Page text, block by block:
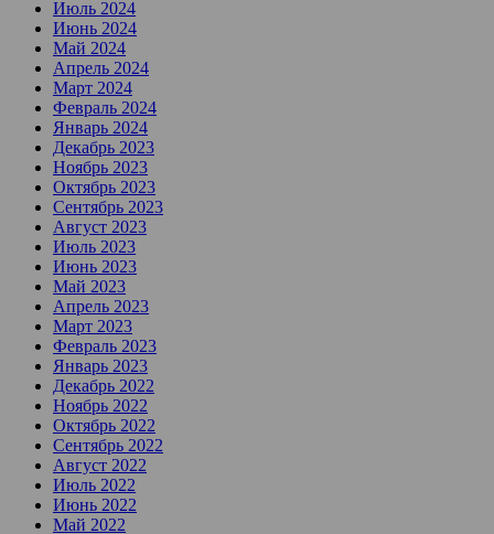
Июль 2024
Июнь 2024
Май 2024
Апрель 2024
Март 2024
Февраль 2024
Январь 2024
Декабрь 2023
Ноябрь 2023
Октябрь 2023
Сентябрь 2023
Август 2023
Июль 2023
Июнь 2023
Май 2023
Апрель 2023
Март 2023
Февраль 2023
Январь 2023
Декабрь 2022
Ноябрь 2022
Октябрь 2022
Сентябрь 2022
Август 2022
Июль 2022
Июнь 2022
Май 2022